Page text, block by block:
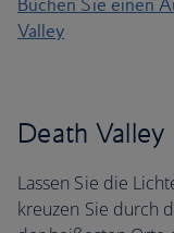
Buchen Sie einen
Valley
Death Valley
Lassen Sie die
kreuzen Sie durch